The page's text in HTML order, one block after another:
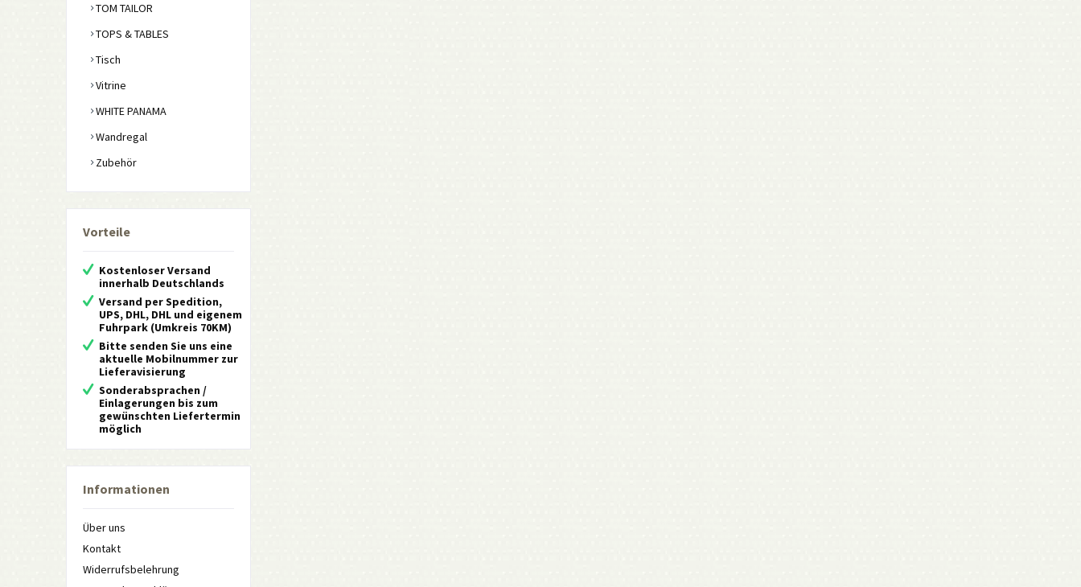
TOM TAILOR
TOPS & TABLES
Tisch
Vitrine
WHITE PANAMA
Wandregal
Zubehör
Vorteile
Kostenloser Versand
innerhalb Deutschlands
Versand per Spedition,
UPS, DHL, DHL und eigenem
Fuhrpark (Umkreis 70KM)
Bitte senden Sie uns eine
aktuelle Mobilnummer zur
Lieferavisierung
Sonderabsprachen /
Einlagerungen bis zum
gewünschten Liefertermin
möglich
Informationen
Über uns
Kontakt
Widerrufsbelehrung